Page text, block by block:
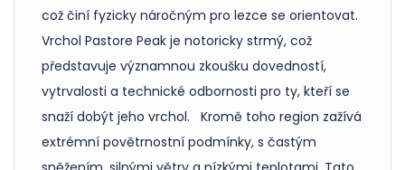
což činí fyzicky náročným pro lezce se orientovat.
Vrchol Pastore Peak je notoricky strmý, což
představuje významnou zkoušku dovedností,
vytrvalosti a technické odbornosti pro ty, kteří se
snaží dobýt jeho vrchol. Kromě toho region zažívá
extrémní povětrnostní podmínky, s častým